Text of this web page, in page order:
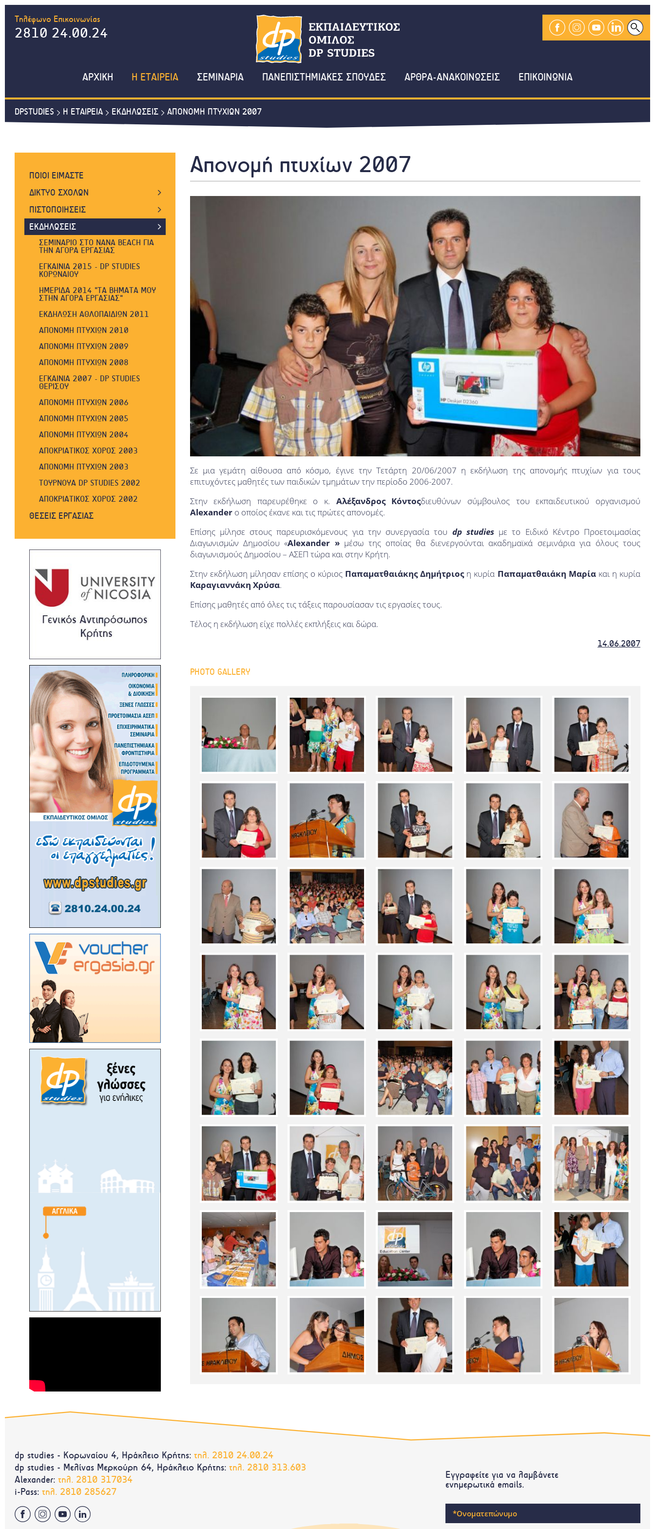
Τηλέφωνο Επικοινωνίας
2810 24.00.24
ΑΡΧΙΚΗ Η ΕΤΑΙΡΕΙΑ ΣΕΜΙΝΑΡΙΑ ΠΑΝΕΠΙΣΤΗΜΙΑΚΕΣ ΣΠΟΥΔΕΣ ΑΡΘΡΑ-ΑΝΑΚΟΙΝΩΣΕΙΣ ΕΠΙΚΟΙΝΩΝΙΑ
DPSTUDIES Η ΕΤΑΙΡΕΙΑ ΕΚΔΗΛΩΣΕΙΣ ΑΠΟΝΟΜΗ ΠΤΥΧΙΩΝ 2007
Απονομή πτυχίων 2007
Σε μια γεμάτη αίθουσα από κόσμο, έγινε την Τετάρτη 20/06/2007 η εκδήλωση της απονομής πτυχίων για τους
επιτυχόντες μαθητές των παιδικών τμημάτων την περίοδο 2006-2007.
Στην εκδήλωση παρευρέθηκε ο κ. Αλέξανδρος Κόντοςδιευθύνων σύμβουλος του εκπαιδευτικού οργανισμού
Alexanderο οποίος έκανε και τις πρώτες απονομές.
Επίσης μίλησε στους παρευρισκόμενους για την συνεργασία του dp studiesμε το Ειδικό Κέντρο Προετοιμασίας
Διαγωνισμών Δημοσίου «Alexander »μέσω της οποίας θα διενεργούνται ακαδημαϊκά σεμινάρια για όλους τους
διαγωνισμούς Δημοσίου – ΑΣΕΠ τώρα και στην Κρήτη.
Στην εκδήλωση μίλησαν επίσης ο κύριος Παπαματθαιάκης Δημήτριοςη κυρία Παπαματθαιάκη Μαρίακαι η κυρία
Καραγιαννάκη Χρύσα.
Επίσης μαθητές από όλες τις τάξεις παρουσίασαν τις εργασίες τους.
Τέλος η εκδήλωση είχε πολλές εκπλήξεις και δώρα.
14.06.2007
PHOTO GALLERY
ΠΟΙΟΙ ΕΙΜΑΣΤΕ
ΔΙΚΤΥΟ ΣΧΟΛΩΝ
DP STUDIES - ΚΟΡΩΝΑΙΟΥ 4,
ΗΡΑΚΛΕΙΟ ΚΡΗΤΗΣ
DP STUDIES - ΜΕΛΙΝΑΣ ΜΕΡΚΟΥΡΗ
64, ΗΡΑΚΛΕΙΟ ΚΡΗΤΗΣ
ΠΙΣΤΟΠΟΙΗΣΕΙΣ
ΓΕΝΙΚΑ
ΠΙΣΤΟΠΟΙΗΣΕΙΣ CISCO
ΠΙΣΤΟΠΟΙΗΣΕΙΣ VELLUM
ΠΙΣΤΟΠΟΙΗΣΕΙΣ ECDL
ΕΚΔΗΛΩΣΕΙΣ
ΣΕΜΙΝΑΡΙΟ ΣΤΟ NANA BEACH ΓΙΑ
ΤΗΝ ΑΓΟΡΑ ΕΡΓΑΣΙΑΣ
ΕΓΚΑΙΝΙΑ 2015 - DP STUDIES
ΚΟΡΩΝΑΙΟΥ
ΗΜΕΡΙΔΑ 2014 "ΤΑ ΒΗΜΑΤΑ ΜΟΥ
ΣΤΗΝ ΑΓΟΡΑ ΕΡΓΑΣΙΑΣ"
ΕΚΔΗΛΩΣΗ ΑΘΛΟΠΑΙΔΙΩΝ 2011
ΑΠΟΝΟΜΗ ΠΤΥΧΙΩΝ 2010
ΑΠΟΝΟΜΗ ΠΤΥΧΙΩΝ 2009
ΑΠΟΝΟΜΗ ΠΤΥΧΙΩΝ 2008
ΕΓΚΑΙΝΙΑ 2007 - DP STUDIES
ΘΕΡΙΣΟΥ
ΑΠΟΝΟΜΗ ΠΤΥΧΙΩΝ 2006
ΑΠΟΝΟΜΗ ΠΤΥΧΙΩΝ 2005
ΑΠΟΝΟΜΗ ΠΤΥΧΙΩΝ 2004
ΑΠΟΚΡΙΑΤΙΚΟΣ ΧΟΡΟΣ 2003
ΑΠΟΝΟΜΗ ΠΤΥΧΙΩΝ 2003
ΤΟΥΡΝΟΥΑ DP STUDIES 2002
ΑΠΟΚΡΙΑΤΙΚΟΣ ΧΟΡΟΣ 2002
ΘΕΣΕΙΣ ΕΡΓΑΣΙΑΣ
dp studies - Κορωναίου 4, Ηράκλειο Κρήτης: τηλ. 2810 24.00.24
dp studies - Μελίνας Μερκούρη 64, Ηράκλειο Κρήτης: τηλ. 2810 313.603
Alexander: τηλ. 2810 317034
i-Pass: τηλ. 2810 285627
Εγγραφείτε για να λαμβάνετε
ενημερωτικά emails.